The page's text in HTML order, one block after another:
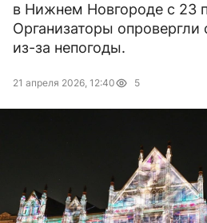
в Нижнем Новгороде с 23
Организаторы опровергли
из-за непогоды.
21 апреля 2026, 12:40 5